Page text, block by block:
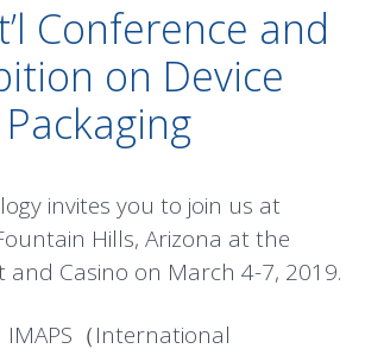
Conference and
on Device
Packaging
invites you to join us at
Hills, Arizona at the
and Casino on March 4-7, 2019.
IMAPS（International